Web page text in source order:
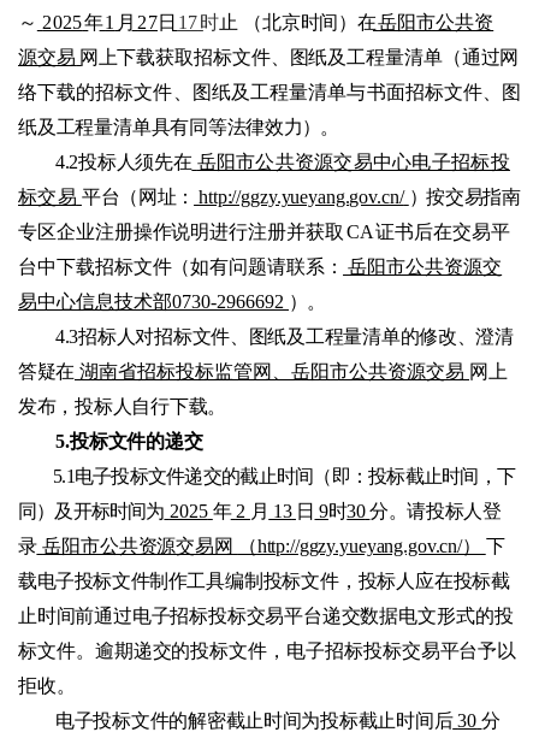
～ 2025年1 月 27日 17时止 （北京时间）在岳阳市公共资
源交易 网上下载获取招标文件、图纸及工程量清单（通过网
络下载的招标文件、图纸及工程量清单与书面招标文件、图
纸及工程量清单具有同等法律效力）。
4.2投标人须先在 岳阳市公共资源交易中心电子招标投
标交易 平台（网址 ： http://ggzy.yueyang.gov.cn/ ）按交易指南
专区企业注册操作说明进行注册并获取 CA证书后在交易平
台中下载招标文件（如有问题请联系 ： 岳阳市公共资源交
易中心信息技术部0730-2966692 ） 。
4.3招标人对招标文件、图纸及工程量清单的修改、澄清
答疑在 湖南省招标投标监管网、岳阳市公共资源交易 网上
发布，投标人自行下载。
5.投标文件的递交
5.1电子投标文件递交的截止时间（即：投标截止时间，下
同）及开标时间为 2025 年 2 月 13 日 9时30 分。请投标人登
录 岳阳市公共资源交易网 （http://ggzy.yueyang.gov.cn/）
下
载电子投标文件制作工具编制投标文件，投标人应在投标截
止时间前通过电子招标投标交易平台递交数据电文形式的投
标文件。逾期递交的投标文件，电子招标投标交易平台予以
拒收。
电子投标文件的解密截止时间为投标截止时间后 30 分